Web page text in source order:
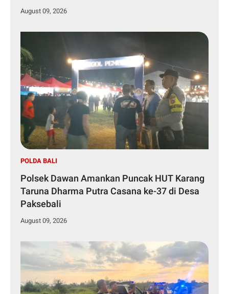
August 09, 2026
POLDA BALI
Polsek Dawan Amankan Puncak HUT Karang
Taruna Dharma Putra Casana ke-37 di Desa
Paksebali
August 09, 2026